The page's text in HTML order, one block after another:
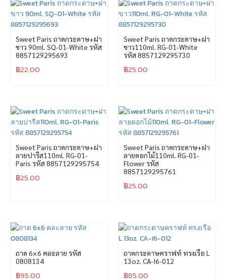
Sweet Paris ถาดกระดาษ+ฝา
ขาว 90ml. SQ-01-White รหัส
8857129295693
฿22.00
Sweet Paris ถาดกระดาษ+ฝา
ขาว110ml. RG-01-White
รหัส 8857129295730
฿25.00
Sweet Paris ถาดกระดาษ+ฝา
ลายปารีส110ml. RG-01-
Paris รหัส 8857129295754
฿25.00
Sweet Paris ถาดกระดาษ+ฝา
ลายดอกไม้110ml. RG-01-
Flower รหัส
8857129295761
฿25.00
ถาด 6×6 คละลาย รหัส
0808134
฿95.00
ถาดกระดาษคราฟท์ ทรงเรือ L
13oz. CA-I6-012
฿85.00